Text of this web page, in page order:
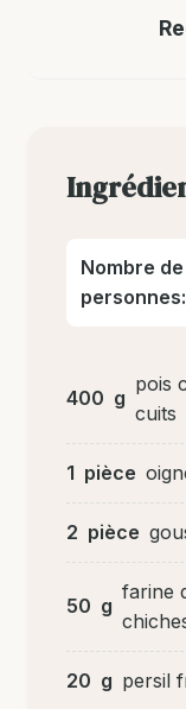
Nombre de
personnes:
400 g
pois
cuits
1 pièce
2 pièce
50 g
farine
20 g persil